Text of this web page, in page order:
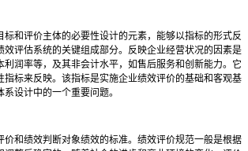
标和评价主体的必要性设计的元素，能够以指标的形式反
效评估系统的关键组成部分。反映企业经营状况的因素是
利润率等，及其非会计水平，如售后服务和创新能力。它
指标来反映。该指标是实施企业绩效评价的基础和客观基
设计中的一个重要问题。
价和绩效判断对象绩效的标准。绩效评价规范一般是根据